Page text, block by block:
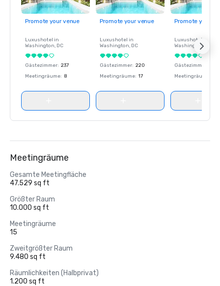
Promote your venue
Luxushotel in
Washington, DC
Gästezimmer: 237
Meetingräume: 8
Promote your venue
Luxushotel in
Washington, DC
Gästezimmer: 220
Meetingräume: 17
Promote your
Luxushotel in
Washington
Gästezimmer
Meetingräume
Meetingräume
Gesamte Meetingfläche
47.529 sq ft
Größter Raum
10.000 sq ft
Meetingräume
15
Zweitgrößter Raum
9.480 sq ft
Räumlichkeiten (Halbprivat)
1.200 sq ft